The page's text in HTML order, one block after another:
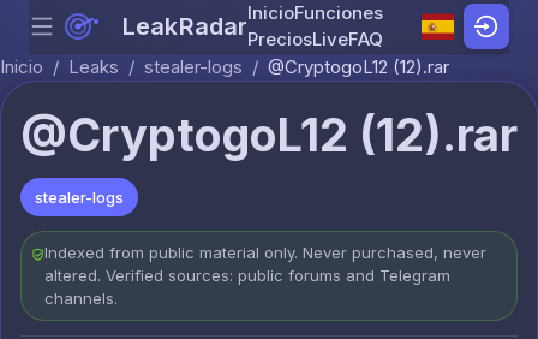
Skip to content
Menu LeakRadarInicioFunciones
PreciosLiveFAQ
Inicio / Leaks / stealer-logs / @CryptogoL12 (12).rar
@CryptogoL12 (12).rar
stealer-logs
Indexed from public material only. Never purchased, never
altered. Verified sources: public forums and Telegram
channels.